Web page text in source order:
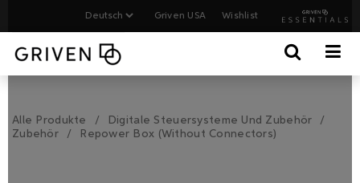
Griven USA Wishlist
Alle Produkte
Digitale Steuersysteme Und Zubehör
Zubehör
Repower Box (without Connectors)